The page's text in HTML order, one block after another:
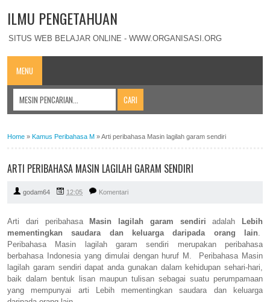
ILMU PENGETAHUAN
SITUS WEB BELAJAR ONLINE - WWW.ORGANISASI.ORG
MENU
Home » Kamus Peribahasa M »Arti peribahasa Masin lagilah garam sendiri
ARTI PERIBAHASA MASIN LAGILAH GARAM SENDIRI
godam64 12:05 Komentari
Arti dari peribahasa Masin lagilah garam sendiri adalah
Lebih
mementingkan saudara dan keluarga daripada orang lain.
Peribahasa Masin lagilah garam sendiri merupakan peribahasa
berbahasa Indonesia yang dimulai dengan huruf M. Peribahasa Masin
lagilah garam sendiri dapat anda gunakan dalam kehidupan sehari-hari,
baik dalam bentuk lisan maupun tulisan sebagai suatu perumpamaan
yang mempunyai arti Lebih mementingkan saudara dan keluarga